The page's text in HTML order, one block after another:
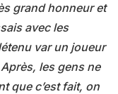
grand honneur et
avec les
var un joueur
les gens ne
que c’est fait, on